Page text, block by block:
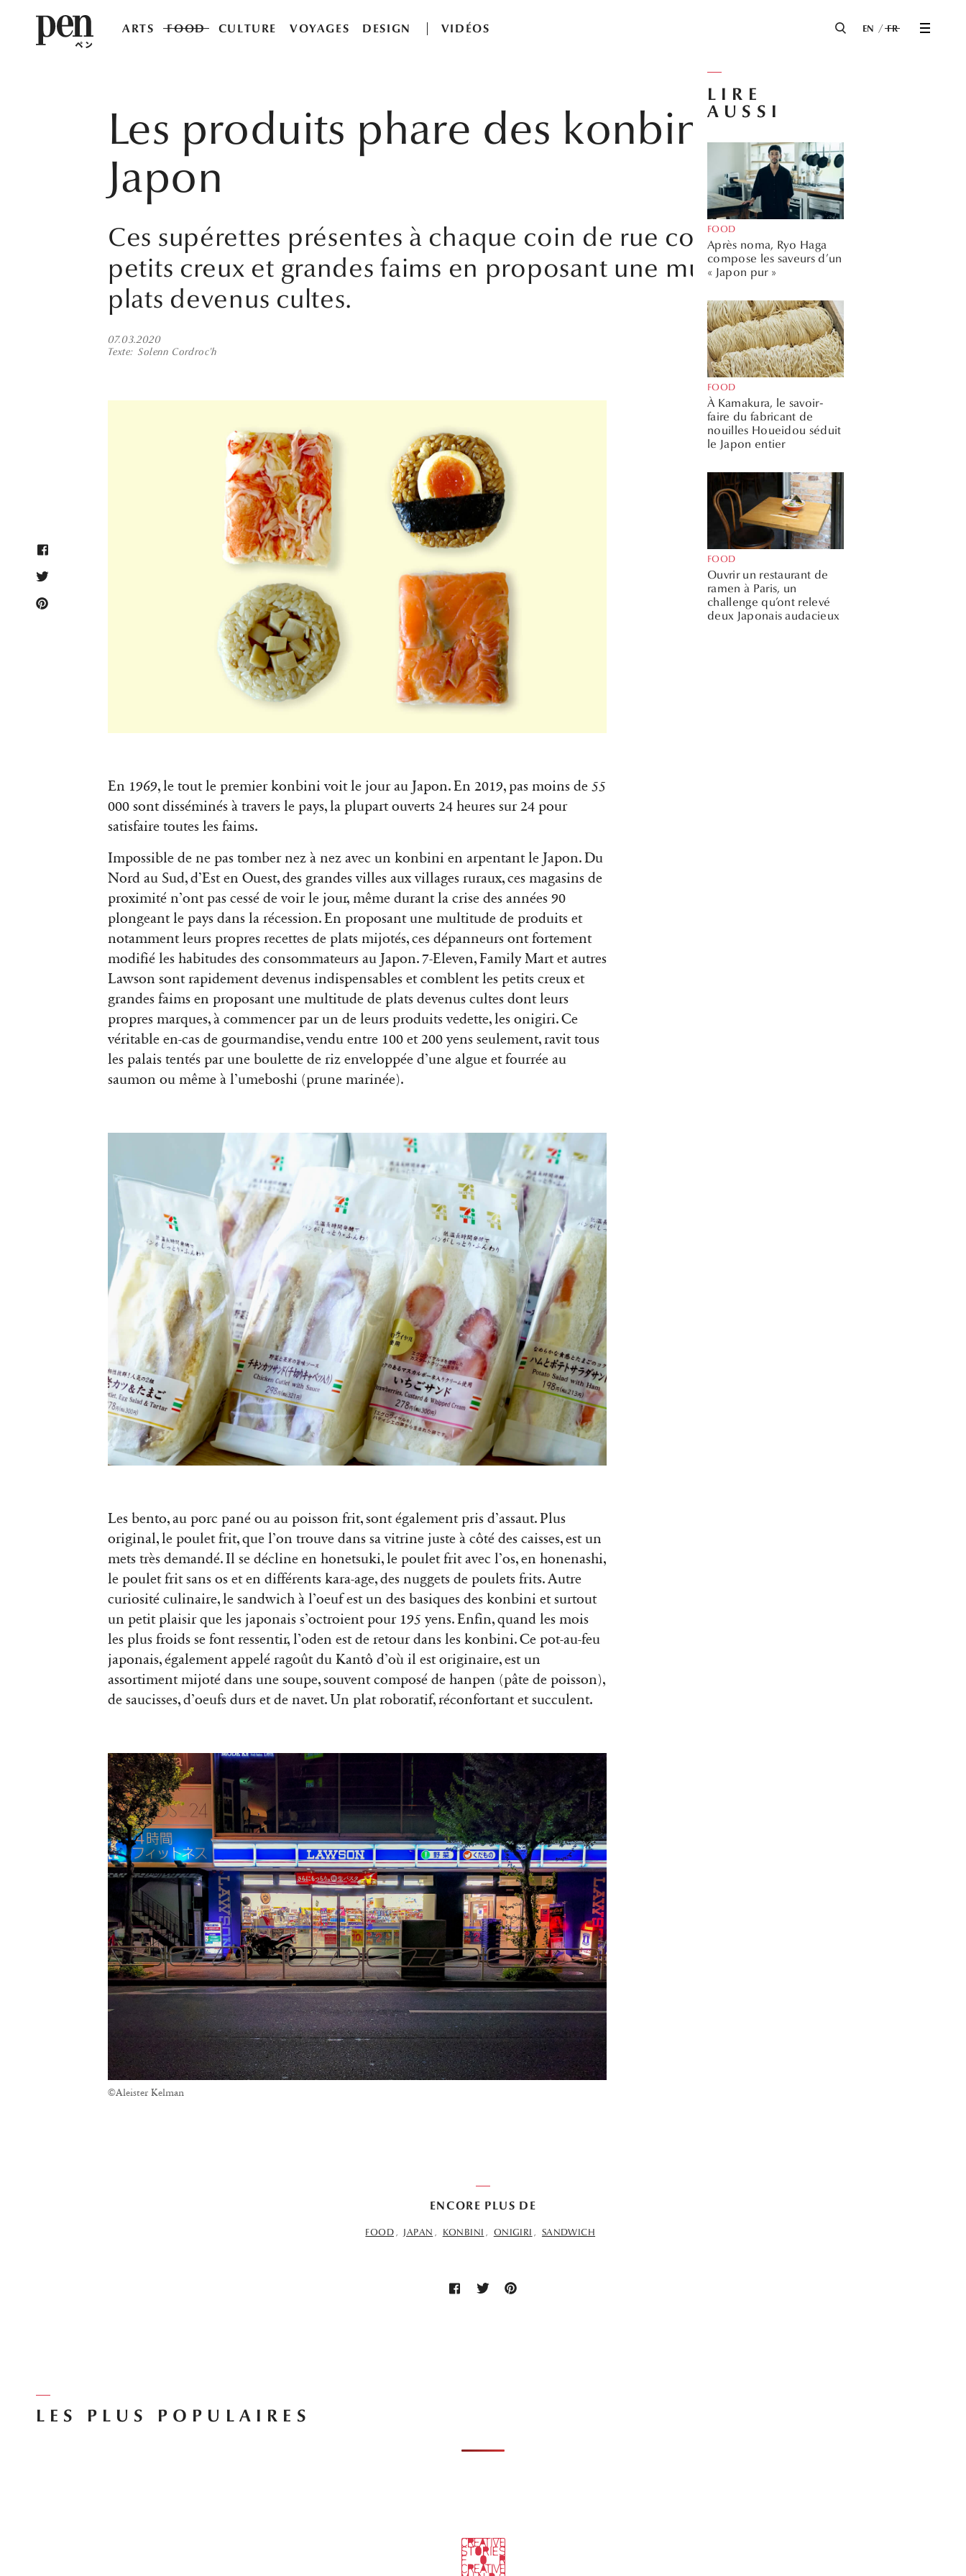
ARTS FOOD CULTURE VOYAGES DESIGN VIDÉOS EN FR
Les produits phare des konbini au
Japon
Ces supérettes présentes à chaque coin de rue comblent les
petits creux et grandes faims en proposant une multitude de
plats devenus cultes.
07.03.2020
Texte
Solenn Cordroc'h
En 1969, le tout le premier konbini voit le jour au Japon. En 2019, pas moins de 55
000 sont disséminés à travers le pays, la plupart ouverts 24 heures sur 24 pour
satisfaire toutes les faims.
Impossible de ne pas tomber nez à nez avec un konbini en arpentant le Japon. Du
Nord au Sud, d’Est en Ouest, des grandes villes aux villages ruraux, ces magasins de
proximité n’ont pas cessé de voir le jour, même durant la crise des années 90
plongeant le pays dans la récession. En proposant une multitude de produits et
notamment leurs propres recettes de plats mijotés, ces dépanneurs ont fortement
modifié les habitudes des consommateurs au Japon. 7-Eleven, Family Mart et autres
Lawson sont rapidement devenus indispensables et comblent les petits creux et
grandes faims en proposant une multitude de plats devenus cultes dont leurs
propres marques, à commencer par un de leurs produits vedette, les onigiri. Ce
véritable en-cas de gourmandise, vendu entre 100 et 200 yens seulement, ravit tous
les palais tentés par une boulette de riz enveloppée d’une algue et fourrée au
saumon ou même à l’umeboshi (prune marinée).
Les bento, au porc pané ou au poisson frit, sont également pris d’assaut. Plus
original, le poulet frit, que l’on trouve dans sa vitrine juste à côté des caisses, est un
mets très demandé. Il se décline en honetsuki, le poulet frit avec l’os, en honenashi,
le poulet frit sans os et en différents kara-age, des nuggets de poulets frits. Autre
curiosité culinaire, le sandwich à l’oeuf est un des basiques des konbini et surtout
un petit plaisir que les japonais s’octroient pour 195 yens. Enfin, quand les mois
les plus froids se font ressentir, l’oden est de retour dans les konbini. Ce pot-au-feu
japonais, également appelé ragoût du Kantô d’où il est originaire, est un
assortiment mijoté dans une soupe, souvent composé de hanpen (pâte de poisson),
de saucisses, d’oeufs durs et de navet. Un plat roboratif, réconfortant et succulent.
©Aleister Kelman
LIRE
AUSSI
FOOD
Après noma, Ryo Haga
compose les saveurs d’un
« Japon pur »
FOOD
À Kamakura, le savoir-
faire du fabricant de
nouilles Houeidou séduit
le Japon entier
FOOD
Ouvrir un restaurant de
ramen à Paris, un
challenge qu’ont relevé
deux Japonais audacieux
ENCORE PLUS DE
FOOD JAPAN KONBINI ONIGIRI SANDWICH
LES PLUS POPULAIRES